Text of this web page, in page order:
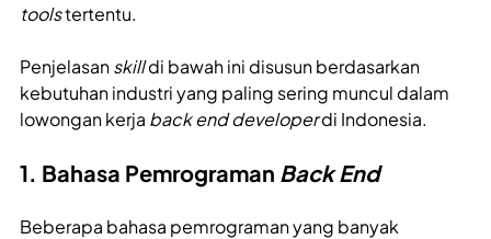
toolstertentu.
Penjelasanskilldi bawah ini disusun berdasarkan
kebutuhan industri yang paling sering muncul dalam
lowongan kerja back end developerdi Indonesia.
1. Bahasa Pemrograman Back End
Beberapa bahasa pemrograman yang banyak